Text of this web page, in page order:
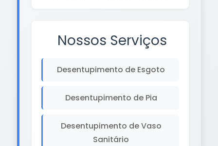
Nossos Serviços
Desentupimento de Esgoto
Desentupimento de Pia
Desentupimento de Vaso
Sanitário